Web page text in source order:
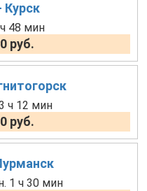
Курск
48 мин
руб.
ч 12 мин
руб.
1 ч 30 мин